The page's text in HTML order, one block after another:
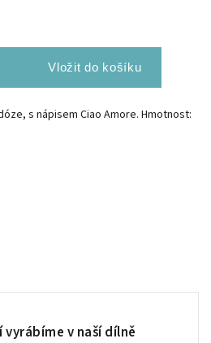
s nápisem Ciao Amore. Hmotnost:
vyrábíme v naší dílně